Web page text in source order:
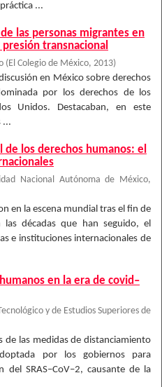
...
las personas migrantes en
transnacional
( El Colegio de México, 2013)
en México sobre derechos
por los derechos de los
Unidos. Destacaban, en este
...
de los derechos humanos: el
Nacional Autónoma de México,
en la escena mundial tras el fin de
las décadas que han seguido, el
e instituciones internacionales de
en la era de covid–
y de Estudios Superiores de
de las medidas de distanciamiento
por los gobiernos para
SRAS–CoV–2, causante de la